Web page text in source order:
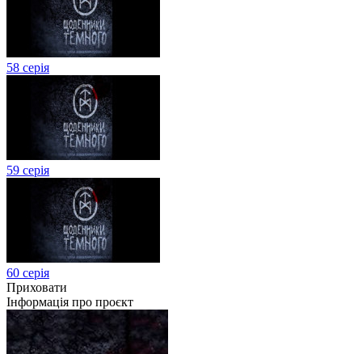
58 серія
59 серія
60 серія
Приховати
Інформація про проєкт